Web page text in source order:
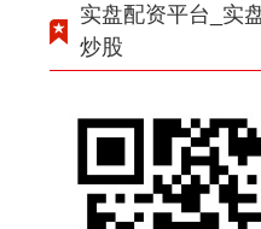
实盘配资平台_实
炒股